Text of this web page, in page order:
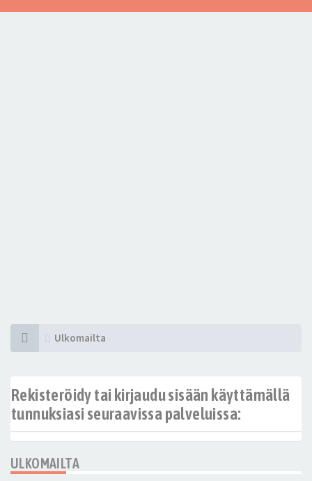
Ulkomailta
Rekisteröidy tai kirjaudu sisään käyttämällä
tunnuksiasi seuraavissa palveluissa:
ULKOMAILTA